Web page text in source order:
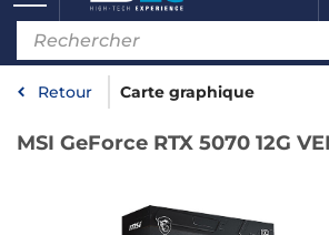
Retour Carte graphique
MSI GeForce RTX 5070 12G